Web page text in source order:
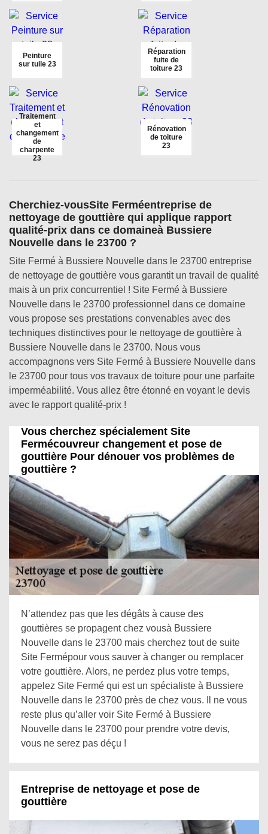
Peinture
sur tuile 23
Réparation
fuite de
toiture 23
Traitement
et
changement
de
charpente
23
Rénovation
de toiture
23
Cherchiez-vousSite Ferméentreprise de
nettoyage de gouttière qui applique rapport
qualité-prix dans ce domaineà Bussiere
Nouvelle dans le 23700 ?
Site Fermé à Bussiere Nouvelle dans le 23700 entreprise
de nettoyage de gouttière vous garantit un travail de qualité
mais à un prix concurrentiel ! Site Fermé à Bussiere
Nouvelle dans le 23700 professionnel dans ce domaine
vous propose ses prestations convenables avec des
techniques distinctives pour le nettoyage de gouttière à
Bussiere Nouvelle dans le 23700. Nous vous
accompagnons vers Site Fermé à Bussiere Nouvelle dans
le 23700 pour tous vos travaux de toiture pour une parfaite
imperméabilité. Vous allez être étonné en voyant le devis
avec le rapport qualité-prix !
Vous cherchez spécialement Site
Fermécouvreur changement et pose de
gouttière Pour dénouer vos problèmes de
gouttière ?
N’attendez pas que les dégâts à cause des
gouttières se propagent chez vousà Bussiere
Nouvelle dans le 23700 mais cherchez tout de suite
Site Fermépour vous sauver à changer ou remplacer
votre gouttière. Alors, ne perdez plus votre temps,
appelez Site Fermé qui est un spécialiste à Bussiere
Nouvelle dans le 23700 près de chez vous. Il ne vous
reste plus qu’aller voir Site Fermé à Bussiere
Nouvelle dans le 23700 pour prendre votre devis,
vous ne serez pas déçu !
Entreprise de nettoyage et pose de
gouttière